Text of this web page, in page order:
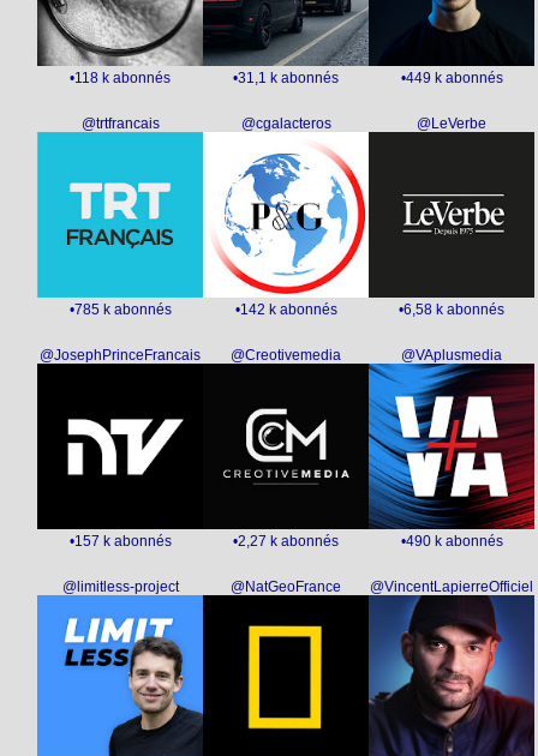
•449 k abonnés
•31,1 k abonnés
•118 k abonnés
@LeVerbe
•6,58 k abonnés
@cgalacteros
•142 k abonnés
@trtfrancais
•785 k abonnés
@VAplusmedia
•490 k abonnés
@Creotivemedia
•2,27 k abonnés
@JosephPrinceFrancais
•157 k abonnés
@VincentLapierreOfficiel
@NatGeoFrance
@limitless-project